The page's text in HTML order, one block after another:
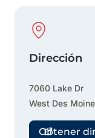
Dirección
7060 Lake Dr
West Des
Obtener